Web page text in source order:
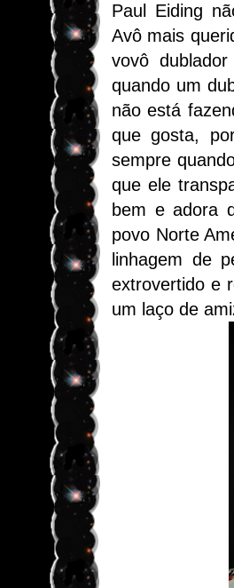
Paul Eiding
Avô mais
vovô
quando um
não está
que gosta,
sempre
que ele
bem e adora
povo Norte
linhagem de
extrovertido e
um laço de